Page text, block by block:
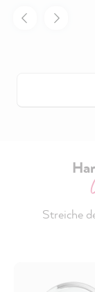
Streiche